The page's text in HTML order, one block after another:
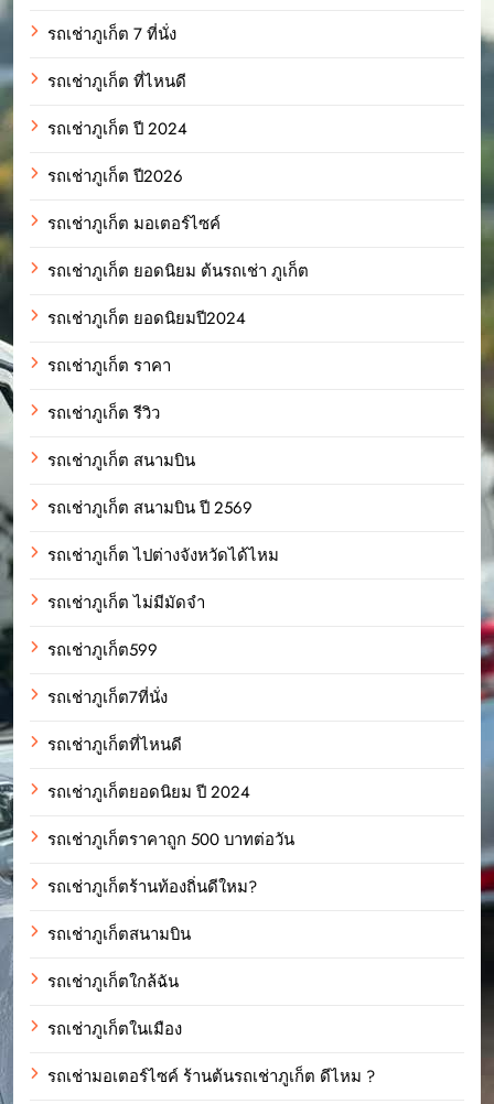
รถเช่าภูเก็ต 7 ที่นั่ง
รถเช่าภูเก็ต ที่ไหนดี
รถเช่าภูเก็ต ปี 2024
รถเช่าภูเก็ต ปี2026
รถเช่าภูเก็ต มอเตอร์ไซค์
รถเช่าภูเก็ต ยอดนิยม ต้นรถเช่า ภูเก็ต
รถเช่าภูเก็ต ยอดนิยมปี2024
รถเช่าภูเก็ต ราคา
รถเช่าภูเก็ต รีวิว
รถเช่าภูเก็ต สนามบิน
รถเช่าภูเก็ต สนามบิน ปี 2569
รถเช่าภูเก็ต ไปต่างจังหวัดได้ไหม
รถเช่าภูเก็ต ไม่มีมัดจำ
รถเช่าภูเก็ต599
รถเช่าภูเก็ต7ที่นั่ง
รถเช่าภูเก็ตที่ไหนดี
รถเช่าภูเก็ตยอดนิยม ปี 2024
รถเช่าภูเก็ตราคาถูก 500 บาทต่อวัน
รถเช่าภูเก็ตร้านท้องถิ่นดีใหม?
รถเช่าภูเก็ตสนามบิน
รถเช่าภูเก็ตใกล้ฉัน
รถเช่าภูเก็ตในเมือง
รถเช่ามอเตอร์ไซค์ ร้านต้นรถเช่าภูเก็ต ดีไหม ?